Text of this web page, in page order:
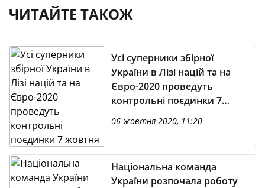
ЧИТАЙТЕ ТАКОЖ
Усі суперники збірної
України в Лізі націй та на
Євро-2020 проведуть
контрольні поєдинки 7
06 жовтня 2020, 11:20
Національна команда
України розпочала роботу